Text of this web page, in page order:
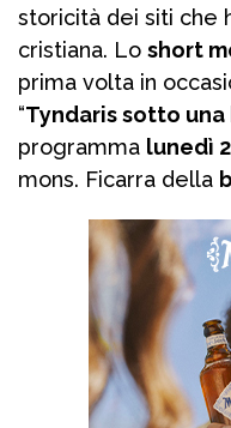
storicità dei siti che
cristiana. Lo short
prima volta in
“Tyndaris sotto
programma lunedì
mons. Ficarra della